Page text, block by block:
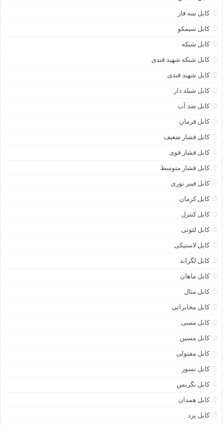
کابل سه فاز
کابل سیمکو
کابل شبکه
کابل شبکه شهید قندی
کابل شهید قندی
کابل شیلد دار
کابل ضد آب
کابل فرمان
کابل فشار ضعیف
کابل فشار قوی
کابل فشار متوسط
کابل فیبر نوری
کابل کرمان
کابل کنترل
کابل لئونی
کابل لاستیکی
کابل لگراند
کابل ماهان
کابل متال
کابل مخابراتی
کابل مسی
کابل مسین
کابل مفتولی
کابل نسوز
کابل نگزنس
کابل همدان
کابل یزد